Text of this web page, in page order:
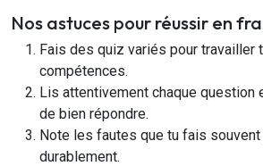
Nos astuces pour réussir en
Fais des quiz variés pour travailler
compétences.
Lis attentivement chaque question
de bien répondre.
Note les fautes que tu fais
durablement.